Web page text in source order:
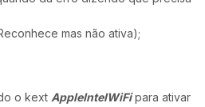
mas não ativa);
o kext AppleIntelWiFipara ativar